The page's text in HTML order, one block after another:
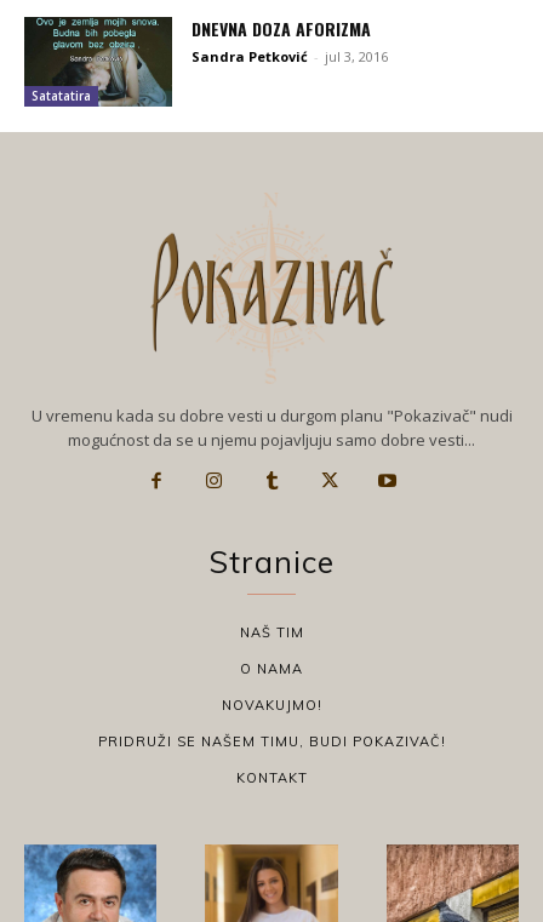
Satatatira
DNEVNA DOZA AFORIZMA
Sandra Petković - jul 3, 2016
U vremenu kada su dobre vesti u durgom planu "Pokazivač" nudi
mogućnost da se u njemu pojavljuju samo dobre vesti...
Stranice
NAŠ TIM
O NAMA
NOVAKUJMO!
PRIDRUŽI SE NAŠEM TIMU, BUDI POKAZIVAČ!
KONTAKT